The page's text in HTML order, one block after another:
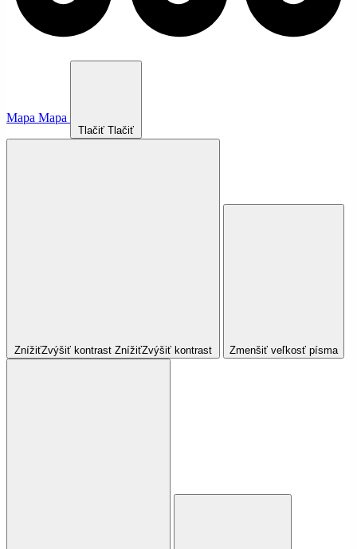
Mapa Mapa
Tlačiť Tlačiť
ZnížiťZvýšiť kontrast ZnížiťZvýšiť kontrast Zmenšiť veľkosť písma